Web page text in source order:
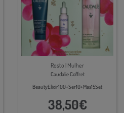
Rosto | Mulher
Caudalie Coffret
BeautyElixir100+Ser10+Mas15Set
38,50€